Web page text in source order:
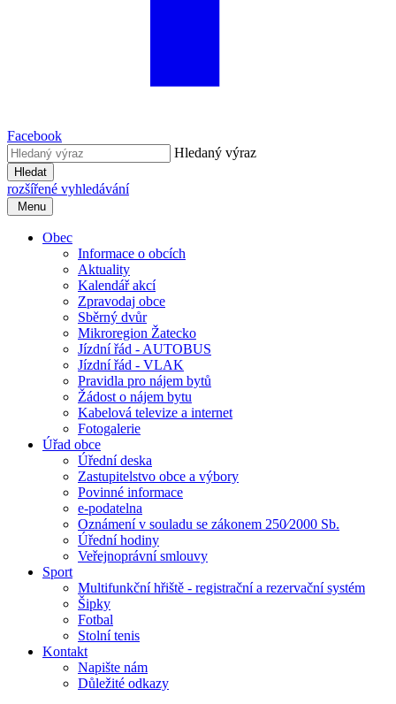
Facebook
Hledaný výraz
Hledat
rozšířené vyhledávání
Menu
Obec
Informace o obcích
Aktuality
Kalendář akcí
Zpravodaj obce
Sběrný dvůr
Mikroregion Žatecko
Jízdní řád - AUTOBUS
Jízdní řád - VLAK
Pravidla pro nájem bytů
Žádost o nájem bytu
Kabelová televize a internet
Fotogalerie
Úřad obce
Úřední deska
Zastupitelstvo obce a výbory
Povinné informace
e-podatelna
Oznámení v souladu se zákonem 250⁄2000 Sb.
Úřední hodiny
Veřejnoprávní smlouvy
Sport
Multifunkční hřiště - registrační a rezervační systém
Šipky
Fotbal
Stolní tenis
Kontakt
Napište nám
Důležité odkazy